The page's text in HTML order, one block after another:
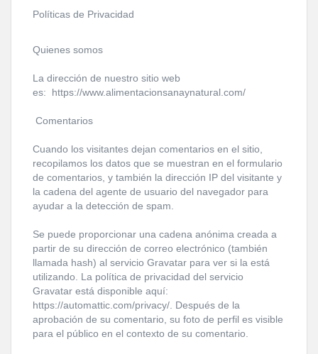
Políticas de Privacidad
Quienes somos
La dirección de nuestro sitio web
es: https://www.alimentacionsanaynatural.com/
Comentarios
Cuando los visitantes dejan comentarios en el sitio,
recopilamos los datos que se muestran en el formulario
de comentarios, y también la dirección IP del visitante y
la cadena del agente de usuario del navegador para
ayudar a la detección de spam.
Se puede proporcionar una cadena anónima creada a
partir de su dirección de correo electrónico (también
llamada hash) al servicio Gravatar para ver si la está
utilizando. La política de privacidad del servicio
Gravatar está disponible aquí:
https://automattic.com/privacy/. Después de la
aprobación de su comentario, su foto de perfil es visible
para el público en el contexto de su comentario.